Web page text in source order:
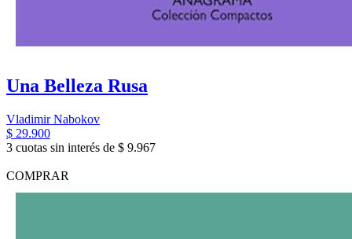
Una Belleza Rusa
Vladimir Nabokov
$ 29.900
3 cuotas sin interés de $ 9.967
COMPRAR